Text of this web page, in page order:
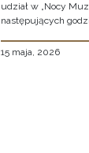
udział w „Nocy
następujących
15 maja, 2026